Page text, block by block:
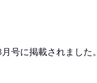
号に掲載されました。